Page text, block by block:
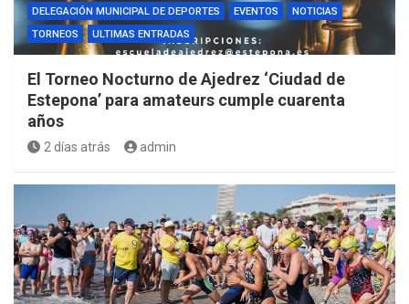
DELEGACIÓN MUNICIPAL DE DEPORTES EVENTOS
NOTICIAS
TORNEOS
ULTIMAS ENTRADAS
El Torneo Nocturno de Ajedrez ‘Ciudad de
Estepona’ para amateurs cumple cuarenta
años
2 días atrás admin